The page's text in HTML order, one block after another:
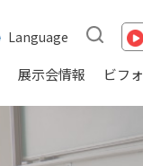
Language
展示会情報 ビフ